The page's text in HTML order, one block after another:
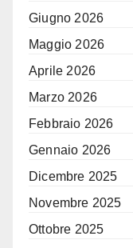
Giugno 2026
Maggio 2026
Aprile 2026
Marzo 2026
Febbraio 2026
Gennaio 2026
Dicembre 2025
Novembre 2025
Ottobre 2025